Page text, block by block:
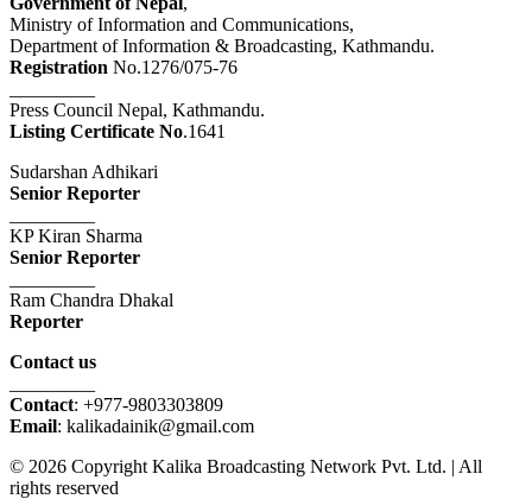
Ministry of Information and Communications,
Department of Information & Broadcasting, Kathmandu.
Registration No.1276/075-76
Press Council Nepal, Kathmandu.
Listing Certificate No.1641
Sudarshan Adhikari
Senior Reporter
KP Kiran Sharma
Senior Reporter
Ram Chandra Dhakal
Reporter
Contact us
Contact: +977-9803303809
Email: kalikadainik@gmail.com
© 2026 Copyright Kalika Broadcasting Network Pvt. Ltd. | All
rights reserved